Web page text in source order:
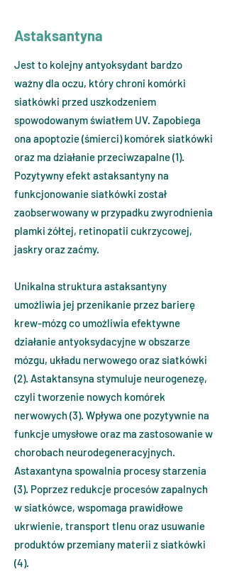
Astaksantyna
Jest to kolejny antyoksydant bardzo
ważny dla oczu, który chroni komórki
siatkówki przed uszkodzeniem
spowodowanym światłem UV. Zapobiega
ona apoptozie (śmierci) komórek siatkówki
oraz ma działanie przeciwzapalne (1).
Pozytywny efekt astaksantyny na
funkcjonowanie siatkówki został
zaobserwowany w przypadku zwyrodnienia
plamki żółtej, retinopatii cukrzycowej,
jaskry oraz zaćmy.
Unikalna struktura astaksantyny
umożliwia jej przenikanie przez barierę
krew-mózg co umożliwia efektywne
działanie antyoksydacyjne w obszarze
mózgu, układu nerwowego oraz siatkówki
(2). Astaktansyna stymuluje neurogenezę,
czyli tworzenie nowych komórek
nerwowych (3). Wpływa one pozytywnie na
funkcje umysłowe oraz ma zastosowanie w
chorobach neurodegeneracyjnych.
Astaxantyna spowalnia procesy starzenia
(3). Poprzez redukcje procesów zapalnych
w siatkówce, wspomaga prawidłowe
ukrwienie, transport tlenu oraz usuwanie
produktów przemiany materii z siatkówki
(4).